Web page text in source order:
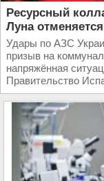
Ресурсный
Луна отменяется
Удары по АЗС
призыв на
напряжённая
Правительство